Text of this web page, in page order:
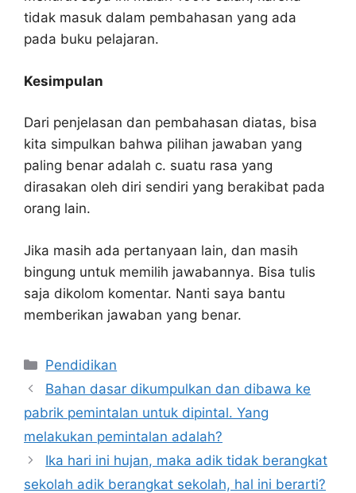
tidak masuk dalam pembahasan yang ada
pada buku pelajaran.
Kesimpulan
Dari penjelasan dan pembahasan diatas, bisa
kita simpulkan bahwa pilihan jawaban yang
paling benar adalah c. suatu rasa yang
dirasakan oleh diri sendiri yang berakibat pada
orang lain.
Jika masih ada pertanyaan lain, dan masih
bingung untuk memilih jawabannya. Bisa tulis
saja dikolom komentar. Nanti saya bantu
memberikan jawaban yang benar.
Kategori
Pendidikan
Bahan dasar dikumpulkan dan dibawa ke
pabrik pemintalan untuk dipintal. Yang
melakukan pemintalan adalah?
Ika hari ini hujan, maka adik tidak berangkat
sekolah adik berangkat sekolah, hal ini berarti?